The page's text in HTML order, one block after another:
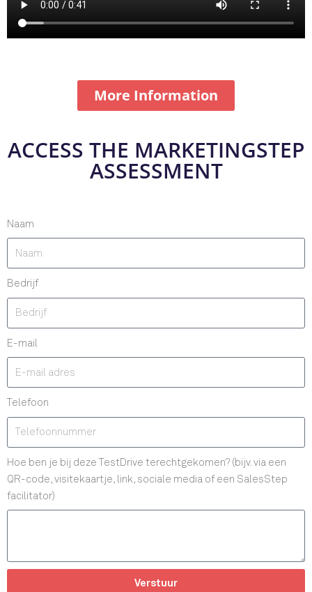
More Information
ACCESS THE MARKETINGSTEP
ASSESSMENT
Naam
Bedrijf
E-mail
Telefoon
Hoe ben je bij deze TestDrive terechtgekomen? (bijv. via een
QR-code, visitekaartje, link, sociale media of een SalesStep
facilitator)
Verstuur